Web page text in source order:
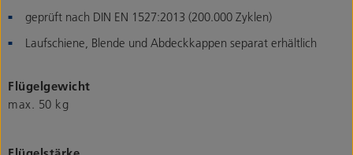
geprüft nach DIN EN 1527:2013 (200.000 Zyklen)
Laufschiene, Blende und Abdeckkappen separat erhältlich
Flügelgewicht
max. 50 kg